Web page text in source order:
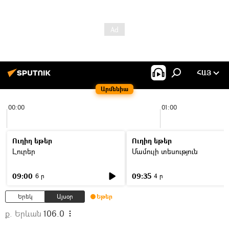
Արմենիա
ՀԱՅ
00:00 01:00
Ուղիղ եթեր
Լուրեր
09:00 6 ր
Ուղիղ եթեր
Մամուլի տեսություն
09:35 4 ր
Երեկ Այսօր Եթեր
ք. Երևան 106.0